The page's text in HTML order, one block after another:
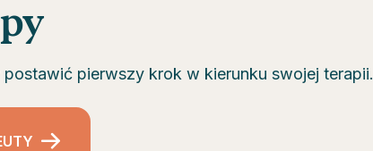
pierwszy krok w kierunku swojej terapii.